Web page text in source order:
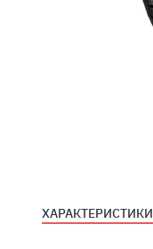
ХАРАКТЕРИСТИКИ